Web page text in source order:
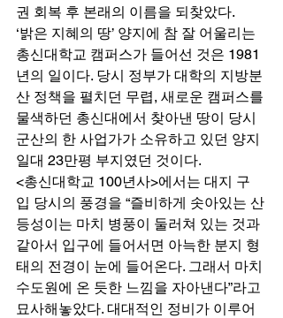
권 회복 후 본래의 이름을 되찾았다.
‘밝은 지혜의 땅’ 양지에 참 잘 어울리는
총신대학교 캠퍼스가 들어선 것은 1981
년의 일이다. 당시 정부가 대학의 지방분
산 정책을 펼치던 무렵, 새로운 캠퍼스를
물색하던 총신대에서 찾아낸 땅이 당시
군산의 한 사업가가 소유하고 있던 양지
일대 23만평 부지였던 것이다.
<총신대학교 100년사>에서는 대지 구
입 당시의 풍경을 “즐비하게 솟아있는 산
등성이는 마치 병풍이 둘러쳐 있는 것과
같아서 입구에 들어서면 아늑한 분지 형
태의 전경이 눈에 들어온다. 그래서 마치
수도원에 온 듯한 느낌을 자아낸다”라고
묘사해놓았다. 대대적인 정비가 이루어